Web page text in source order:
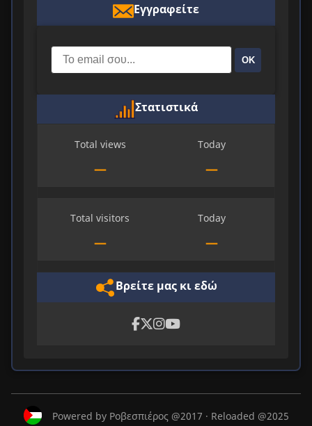
Εγγραφείτε
ΟΚ
Στατιστικά
Total views
—
Today
—
Total visitors
—
Today
—
Βρείτε μας κι εδώ
Powered by Ροβεσπιέρος @2017 · Reloaded @2025